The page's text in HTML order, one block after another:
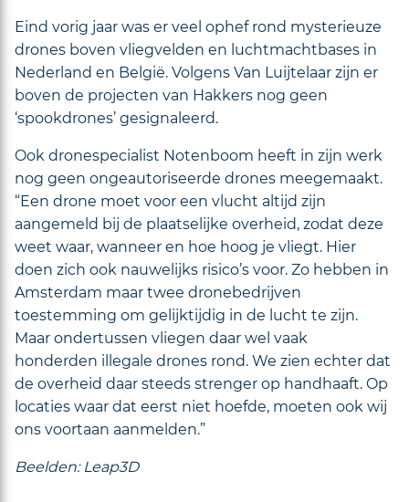
Eind vorig jaar was er veel ophef rond mysterieuze
drones boven vliegvelden en luchtmachtbases in
Nederland en België. Volgens Van Luijtelaar zijn er
boven de projecten van Hakkers nog geen
‘spookdrones’ gesignaleerd.
Ook dronespecialist Notenboom heeft in zijn werk
nog geen ongeautoriseerde drones meegemaakt.
“Een drone moet voor een vlucht altijd zijn
aangemeld bij de plaatselijke overheid, zodat deze
weet waar, wanneer en hoe hoog je vliegt. Hier
doen zich ook nauwelijks risico’s voor. Zo hebben in
Amsterdam maar twee dronebedrijven
toestemming om gelijktijdig in de lucht te zijn.
Maar ondertussen vliegen daar wel vaak
honderden illegale drones rond. We zien echter dat
de overheid daar steeds strenger op handhaaft. Op
locaties waar dat eerst niet hoefde, moeten ook wij
ons voortaan aanmelden.”
Beelden: Leap3D